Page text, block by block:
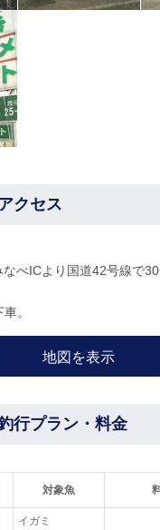
クセス
べICより国道42号線で30
。
地図を表示
行プラン・料金
対象魚
イガミ